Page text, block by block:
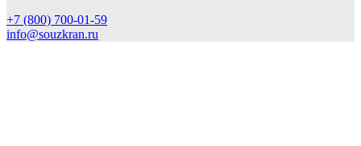
+7 (800) 700-01-59
info@souzkran.ru